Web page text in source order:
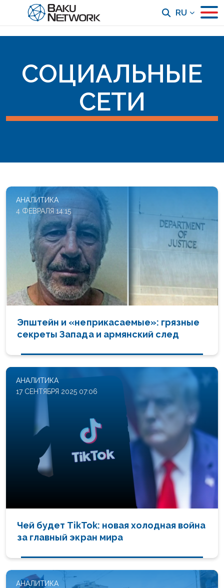
RU
СОЦИАЛЬНЫЕ
СЕТИ
АНАЛИТИКА
4 ФЕВРАЛЯ 14:15
Эпштейн и «неприкасаемые»: грязные
секреты Запада и армянский след
АНАЛИТИКА
17 СЕНТЯБРЯ 2025 07:06
Чей будет TikTok: новая холодная война
за главный экран мира
АНАЛИТИКА